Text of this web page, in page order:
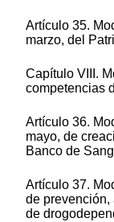
Artículo 35.
marzo, del
Capítulo VIII.
competencias
Artículo 36.
mayo, de
Banco de
Artículo 37.
de prevención,
de